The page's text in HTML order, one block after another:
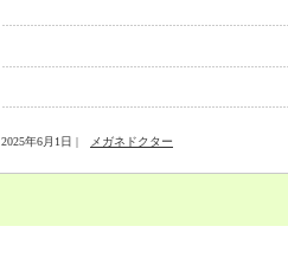
2025年6月1日 | メガネドクター